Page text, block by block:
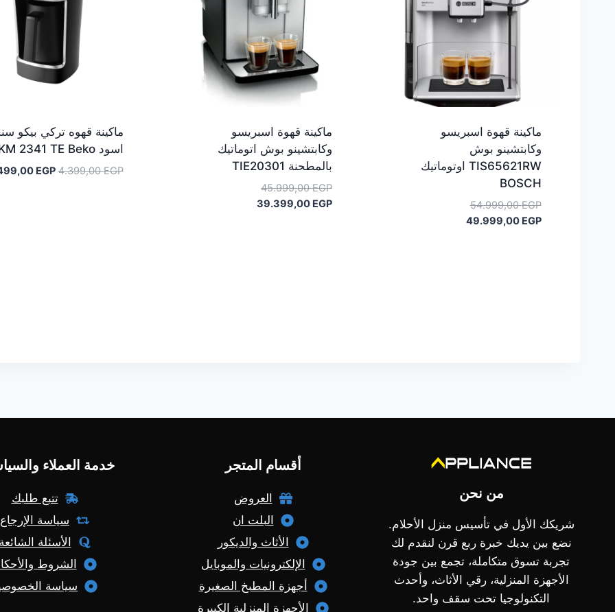
ماكينة قهوة اسبريسو
وكابتشينو بوش
TIS65621RW اوتوماتيك
BOSCH
54.999,00EGP
السعر
الأصلي49.999,00 EGP
السعر
ماكينة قهوة اسبريسو
وكابتشينو بوش اتوماتيك
بالمطحنة TIE20301
45.999,00EGP
السعر
الأصلي39.399,00 EGP
السعر
ماكينة قهوه تركي بيكو
اسود TKM 2341 TE Beko
4.399,00EGP
السعر
EGP
من نحن
شريكك الأول في تأسيس منزل الأحلام.
نضع بين يديك خبرة ربع قرن لنقدم لك
تجربة تسوق متكاملة، تجمع بين جودة
الأجهزة المنزلية، رقي الأثاث، وأحدث
التكنولوجيا تحت سقف واحد.
أقسام المتجر
العروض
البلت ان
الأثاث والديكور
الإلكترونيات والموبايل
أجهزة المطبخ الصغيرة
الأجهزة المنزلية الكبيرة
خدمة العملاء
تتبع طلبك
سياسة الإرجاع
الأسئلة الشائعة
الشروط
سياسة